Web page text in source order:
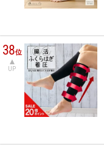
38位
UP